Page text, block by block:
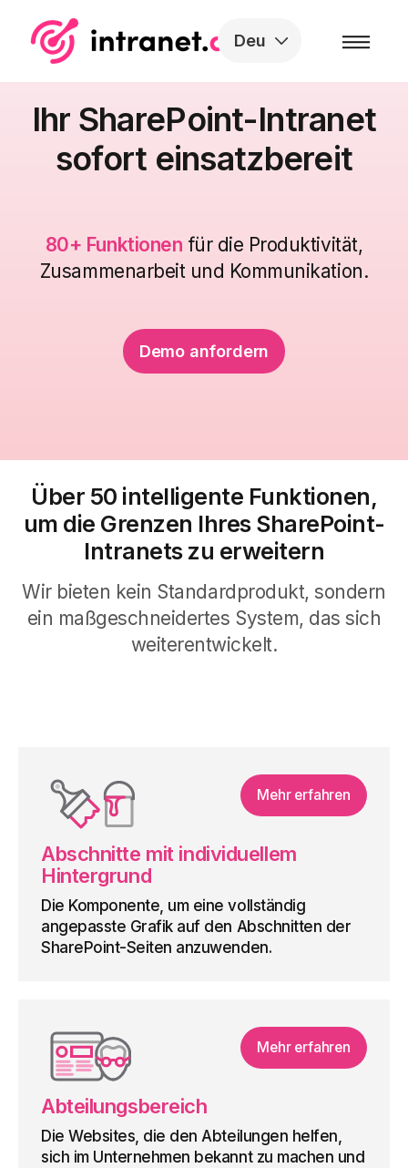
Deu
Ihr SharePoint-Intranet
sofort einsatzbereit
80+ Funktionen für die Produktivität,
Zusammenarbeit und Kommunikation.
Demo anfordern
Über 50 intelligente Funktionen,
um die Grenzen Ihres SharePoint-
Intranets zu erweitern
Wir bieten kein Standardprodukt,sondern
ein maßgeschneidertes System, das sich
weiterentwickelt.
Mehr erfahren
Abschnitte mit individuellem
Hintergrund
Die Komponente, um eine vollständig
angepasste Grafik auf den Abschnitten der
SharePoint-Seiten anzuwenden.
Mehr erfahren
Abteilungsbereich
Die Websites, die den Abteilungen helfen,
sich im Unternehmen bekannt zu machen und